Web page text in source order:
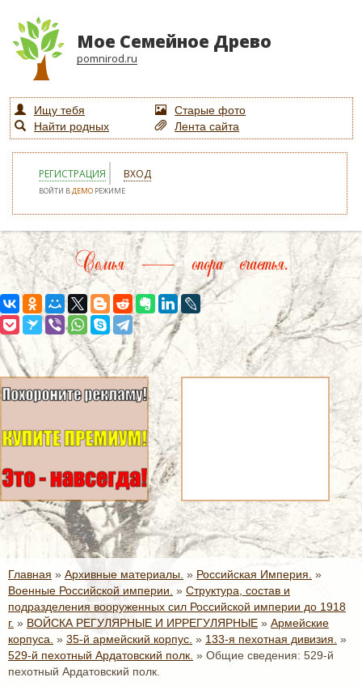
Мое Семейное Древо
pomnirod.ru
Ищу тебя
Старые фото
Найти родных
Лента сайта
РЕГИСТРАЦИЯ ВХОД
ВОЙТИ ВДЕМО РЕЖИМЕ
Семья — опора счастья.
Главная » Архивные материалы. » Российская Империя. »
Военные Российской империи. » Структура, состав и
подразделения вооруженных сил Российской империи до 1918
г. » ВОЙСКА РЕГУЛЯРНЫЕ И ИРРЕГУЛЯРНЫЕ » Армейские
корпуса. » 35-й армейский корпус. » 133-я пехотная дивизия. »
529-й пехотный Ардатовский полк. » Общие сведения: 529-й
пехотный Ардатовский полк.